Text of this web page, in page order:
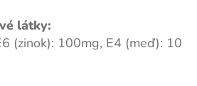
látky:
(zinok): 100mg, E4 (meď): 10